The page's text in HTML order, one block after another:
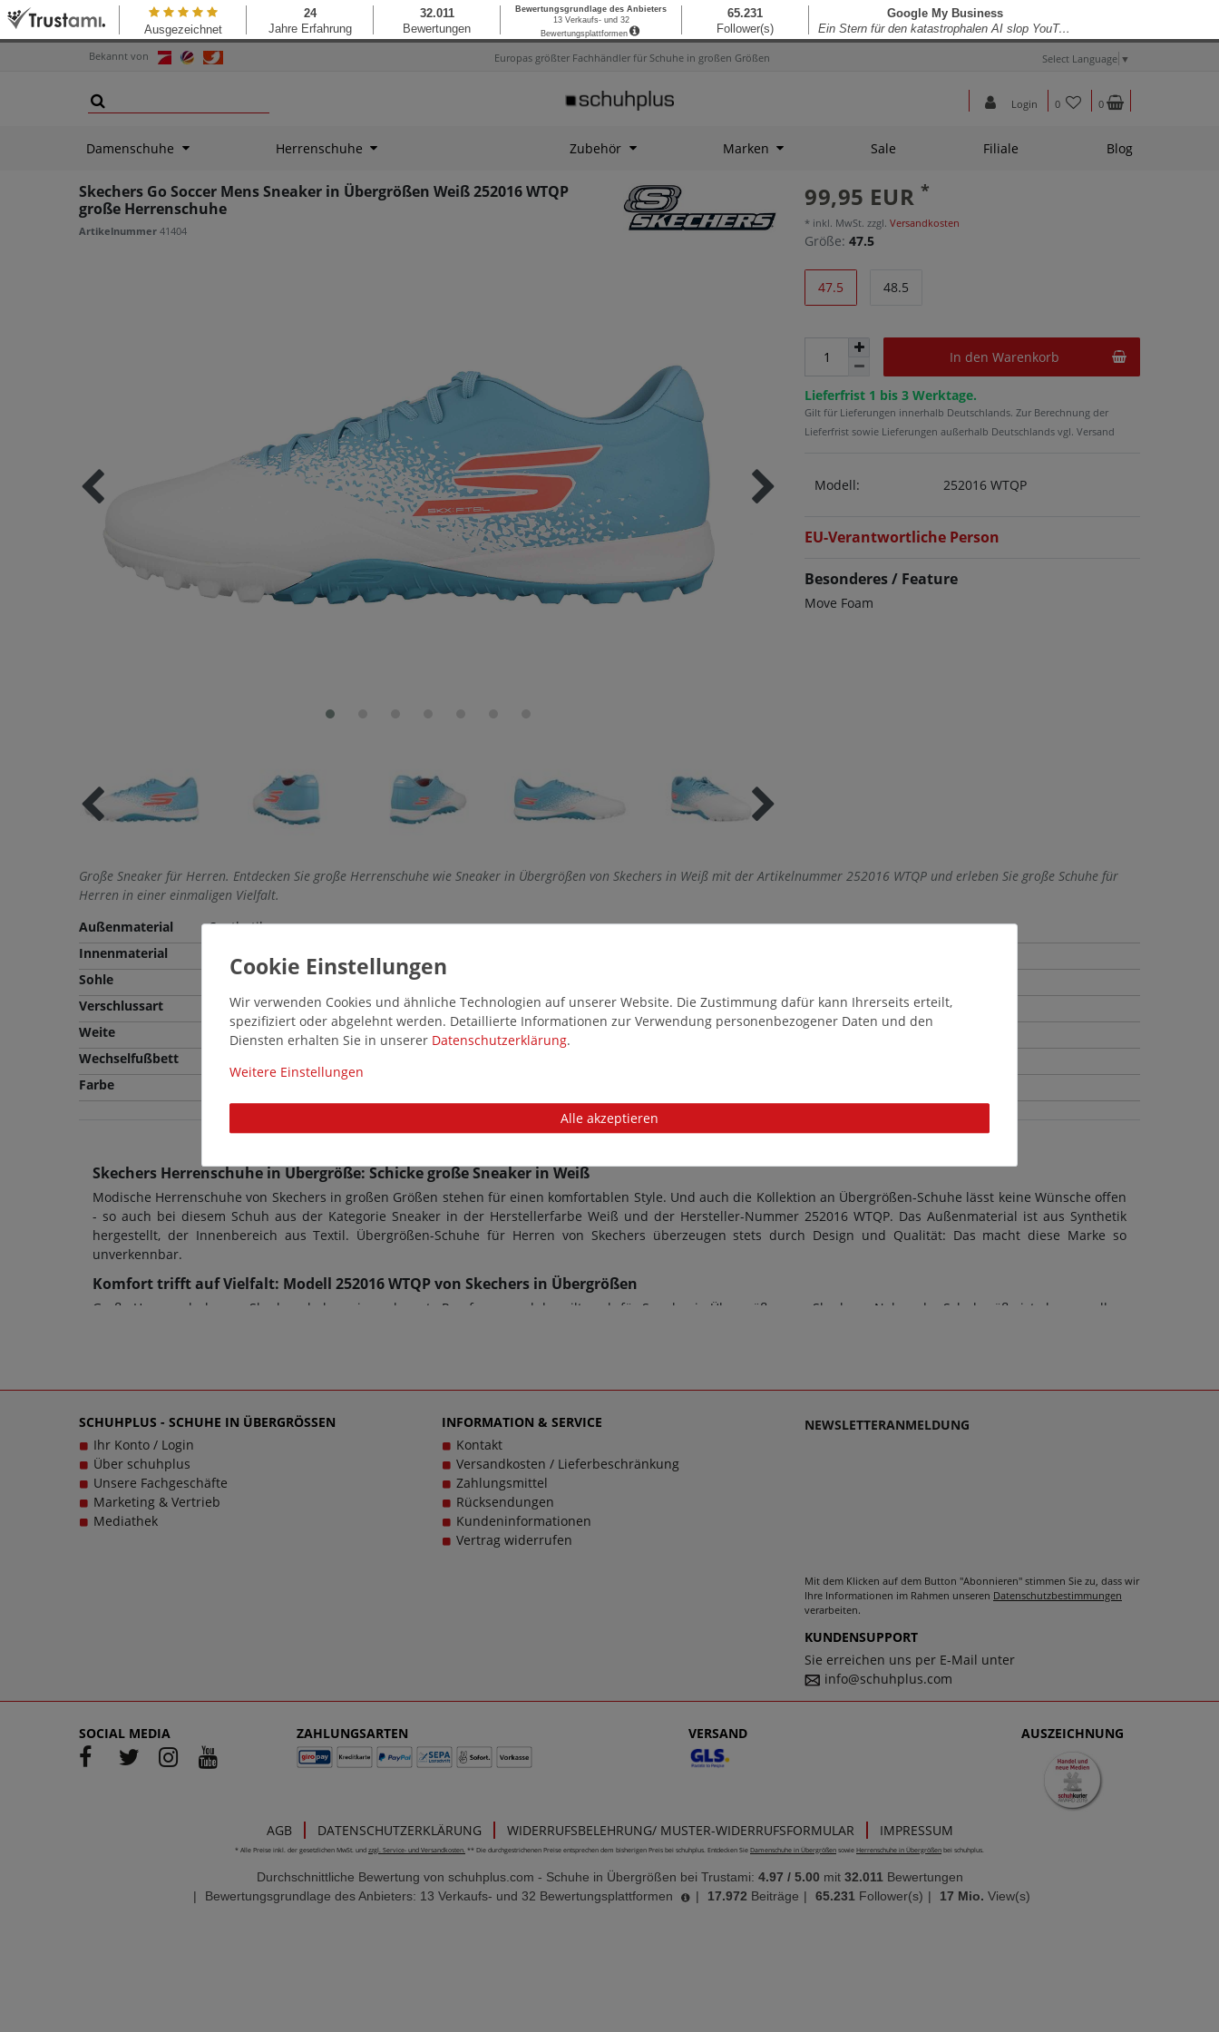
Bekannt von Europas größter Fachhändler für Schuhe in großen Größen Select Language ▼
Login 0 0
Damenschuhe Herrenschuhe Zubehör Marken Sale Filiale Blog
Skechers Go Soccer Mens Sneaker in Übergrößen Weiß 252016 WTQP
große Herrenschuhe
Artikelnummer 41404
99,95 EUR *
* inkl. MwSt. zzgl. Versandkosten
Größe: 47.5
47.5 48.5
In den Warenkorb
Lieferfrist 1 bis 3 Werktage.
Gilt für Lieferungen innerhalb Deutschlands. Zur Berechnung der
Lieferfrist sowie Lieferungen außerhalb Deutschlands vgl. Versand
Modell: 252016 WTQP
EU-Verantwortliche Person
Besonderes / Feature
Move Foam
Große Sneaker für Herren. Entdecken Sie große Herrenschuhe wie Sneaker in Übergrößen von Skechers in Weiß mit der Artikelnummer 252016 WTQP und erleben Sie große Schuhe für
Herren in einer einmaligen Vielfalt.
Außenmaterial
Synthetik
Innenmaterial
Sohle
Gummi
Verschlussart
Schnürung
Weite
Bequeme Weite (G)
Wechselfußbett
Farbe
Skechers Herrenschuhe in Übergröße: Schicke große Sneaker in Weiß
Modische Herrenschuhe von Skechers in großen Größen stehen für einen komfortablen Style. Und auch die Kollektion an Übergrößen-Schuhe lässt keine Wünsche offen
- so auch bei diesem Schuh aus der Kategorie Sneaker in der Herstellerfarbe Weiß und der Hersteller-Nummer 252016 WTQP. Das Außenmaterial ist aus Synthetik
hergestellt, der Innenbereich aus Textil. Übergrößen-Schuhe für Herren von Skechers überzeugen stets durch Design und Qualität: Das macht diese Marke so
unverkennbar.
Komfort trifft auf Vielfalt: Modell 252016 WTQP von Skechers in Übergrößen
Große Herrenschuhe von Skechers haben eine sehr gute Passform - und das gilt auch für Sneaker in Übergrößen von Skechers. Neben der Schuhgröße ist aber vor allem
echten Trageerlebnis werden.
SCHUHPLUS - SCHUHE IN ÜBERGRÖSSEN
Ihr Konto / Login
Über schuhplus
Unsere Fachgeschäfte
Marketing & Vertrieb
Mediathek
INFORMATION & SERVICE
Kontakt
Versandkosten / Lieferbeschränkung
Zahlungsmittel
Rücksendungen
Kundeninformationen
Vertrag widerrufen
NEWSLETTERANMELDUNG
Mit dem Klicken auf dem Button "Abonnieren" stimmen Sie zu, dass wir
Ihre Informationen im Rahmen unseren Datenschutzbestimmungen
verarbeiten.
KUNDENSUPPORT
Sie erreichen uns per E-Mail unter
info@schuhplus.com
SOCIAL MEDIA ZAHLUNGSARTEN VERSAND AUSZEICHNUNG
AGB DATENSCHUTZERKLÄRUNG WIDERRUFSBELEHRUNG/ MUSTER-WIDERRUFSFORMULAR IMPRESSUM
* Alle Preise inkl. der gesetzlichen MwSt. und zzgl. Service- und Versandkosten. ** Die durchgestrichenen Preise entsprechen dem bisherigen Preis bei schuhplus. Entdecken Sie Damenschuhe in Übergrößen sowie Herrenschuhe in Übergrößen bei schuhplus.
Durchschnittliche Bewertung von schuhplus.com - Schuhe in Übergrößen bei Trustami: 4.97 / 5.00 mit 32.011 Bewertungen
|
Bewertungsgrundlage des Anbieters: 13 Verkaufs- und 32 Bewertungsplattformen | 17.972 Beiträge | 65.231 Follower(s) | 17 Mio. View(s)
Wir verwenden Cookies und ähnliche Technologien auf unserer Website. Die Zustimmung dafür kann Ihrerseits erteilt,
spezifiziert oder abgelehnt werden. Detaillierte Informationen zur Verwendung personenbezogener Daten und den
Diensten erhalten Sie in unserer Daten­schutz­erklärung.
Weitere Einstellungen
Alle akzeptieren